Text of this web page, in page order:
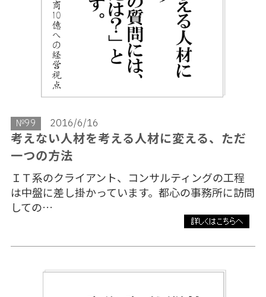
№99 2016/6/16
考えない人材を考える人材に変える、ただ
一つの方法
ＩＴ系のクライアント、コンサルティングの工程
は中盤に差し掛かっています。都心の事務所に訪問
しての…